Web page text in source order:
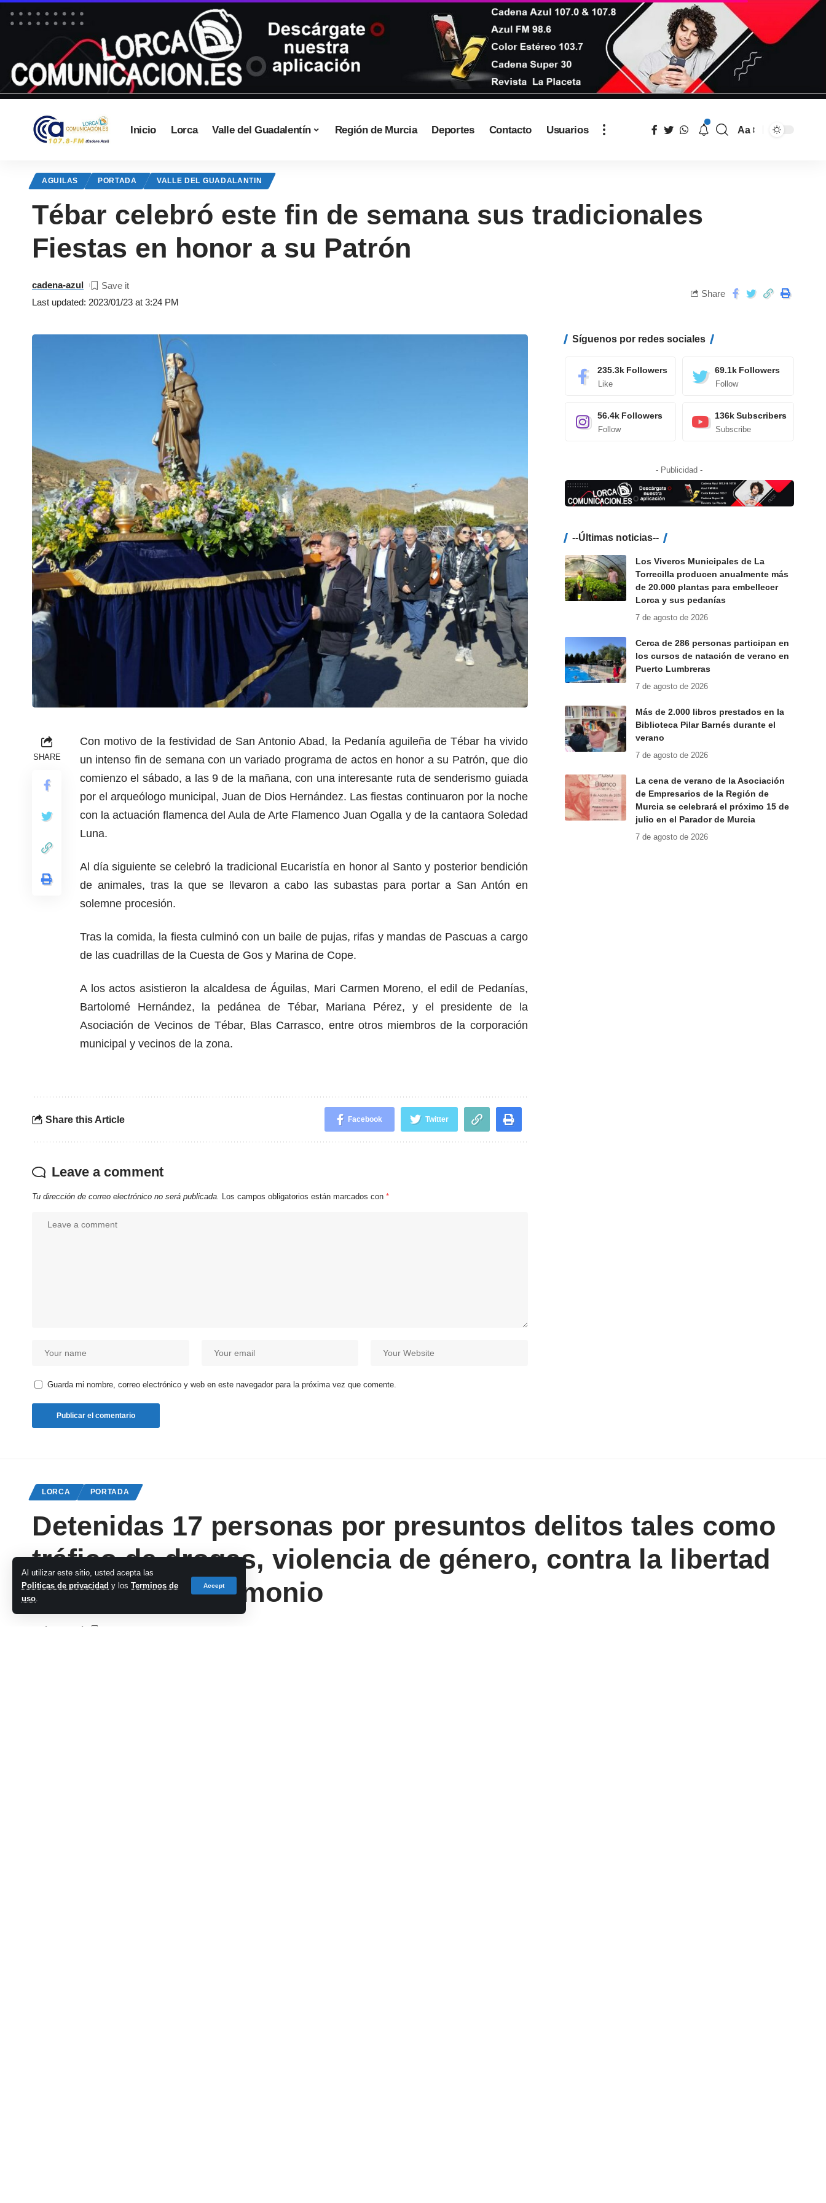
Al utilizar este sitio, usted acepta las
Politicas de privacidad y los Terminos de
uso.
Accept
Inicio Lorca Valle del Guadalentín Región de Murcia Deportes Contacto Usuarios Aa
AGUILAS PORTADA VALLE DEL GUADALANTIN
Tébar celebró este fin de semana sus tradicionales
Fiestas en honor a su Patrón
Last updated: 2023/01/23 at 3:24 PM
cadena-azul
Share
SHARE
Con motivo de la festividad de San Antonio Abad, la Pedanía aguileña de Tébar ha vivido
un intenso fin de semana con un variado programa de actos en honor a su Patrón, que dio
comienzo el sábado, a las 9 de la mañana, con una interesante ruta de senderismo guiada
por el arqueólogo municipal, Juan de Dios Hernández. Las fiestas continuaron por la noche
con la actuación flamenca del Aula de Arte Flamenco Juan Ogalla y de la cantaora Soledad
Luna.
Al día siguiente se celebró la tradicional Eucaristía en honor al Santo y posterior bendición
de animales, tras la que se llevaron a cabo las subastas para portar a San Antón en
solemne procesión.
Tras la comida, la fiesta culminó con un baile de pujas, rifas y mandas de Pascuas a cargo
de las cuadrillas de la Cuesta de Gos y Marina de Cope.
A los actos asistieron la alcaldesa de Águilas, Mari Carmen Moreno, el edil de Pedanías,
Bartolomé Hernández, la pedánea de Tébar, Mariana Pérez, y el presidente de la
Asociación de Vecinos de Tébar, Blas Carrasco, entre otros miembros de la corporación
municipal y vecinos de la zona.
Share this Article Facebook Twitter
Leave a comment
Tu dirección de correo electrónico no será publicada. Los campos obligatorios están marcados con *
Guarda mi nombre, correo electrónico y web en este navegador para la próxima vez que comente.
Síguenos por redes sociales
235.3k Followers
Like
69.1k Followers
Follow
56.4k Followers
Follow
136k Subscribers
Subscribe
- Publicidad -
--Últimas noticias--
Los Viveros Municipales de La
Torrecilla producen anualmente más
de 20.000 plantas para embellecer
Lorca y sus pedanías
7 de agosto de 2026
Cerca de 286 personas participan en
los cursos de natación de verano en
Puerto Lumbreras
7 de agosto de 2026
Más de 2.000 libros prestados en la
Biblioteca Pilar Barnés durante el
verano
7 de agosto de 2026
La cena de verano de la Asociación
de Empresarios de la Región de
Murcia se celebrará el próximo 15 de
julio en el Parador de Murcia
7 de agosto de 2026
LORCA PORTADA
Detenidas 17 personas por presuntos delitos tales como
tráfico de drogas, violencia de género, contra la libertad
sexual y el patrimonio
cadena-azul